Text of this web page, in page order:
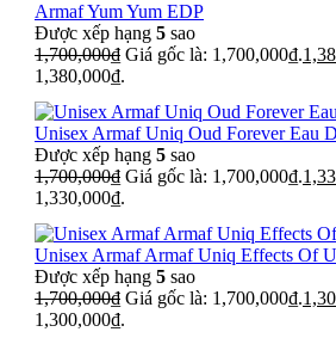
Armaf Yum Yum EDP
Được xếp hạng 5 sao
1,700,000₫ Giá gốc là: 1,700,000₫.
1,380,000₫.
Unisex Armaf Uniq Oud Forever Eau
Được xếp hạng 5 sao
1,700,000₫ Giá gốc là: 1,700,000₫.
1,330,000₫.
Unisex Armaf Armaf Uniq Effects Of
Được xếp hạng 5 sao
1,700,000₫ Giá gốc là: 1,700,000₫.
1,300,000₫.